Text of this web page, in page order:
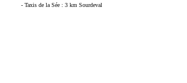
- Taxis de la Sée : 3 km Sourdeval